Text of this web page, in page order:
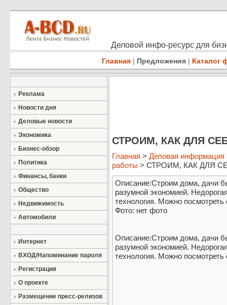
Деловой инфо-ресурс для
Главная | Предложения | Каталог
Реклама
Новости дня
Деловые новости
Экономика
Бизнес-обзор
Политика
Финансы, банки
Общество
Недвижимость
Автомобили
Интернет
ВХОД/Напоминание пароля
Регистрация
О проекте
Размещение пресс-релизов
СТРОИМ, КАК ДЛЯ
Главная > Деловая информация
работы > СТРОИМ, КАК ДЛЯ
Описание:Строим дома, дачи
разумной экономией.
технология. Можно посмотреть
Фото: нет фото
Описание:Строим дома, дачи
разумной экономией.
технология. Можно посмотреть